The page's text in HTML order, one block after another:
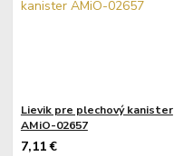
Lievik pre plechový kanister
AMiO-02657
7,11 €